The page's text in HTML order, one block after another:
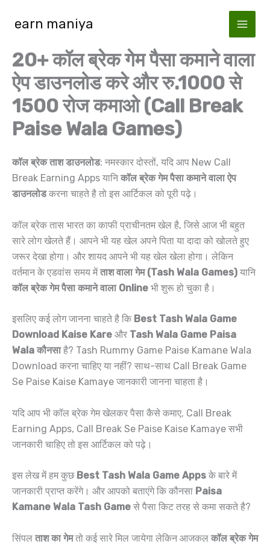
earn maniya
20+ कॉल ब्रेक गेम पैसा कमाने वाला
ऐप डाउनलोड करे और रु.1000 से
1500 रोज कमाओ (Call Break
Paise Wala Games)
कॉल ब्रेक ताश डाउनलोड: नमस्कार दोस्तों, यदि आप New Call
Break Earning Apps यानिकॉल ब्रेक गेम पैसा कमाने वाला ऐप
डाउनलोडकरना चाहते है तो इस आर्टिकल को पूरी पढ़े।
कॉल ब्रेक तास भारत का काफी प्राचीनतम खेल है, जिसे आज भी बहुत
सारे लोग खेलते हैं। आपने भी यह खेल अपने पिता या दादा को खोलते हुए
जरूर देखा होगा। और शायद आपने भी यह खेल खेला होगा। लेकिन
वर्तमान के एडवांस समय मेंताश वाला गेम (Tash Wala Games) यानि
कॉल ब्रेक गेम पैसा कमाने वाला Online भी शुरू हो चुका है।
इसलिए कई लोग जानना चाहते है कि Best Tash Wala Game
Download Kaise Kare और Tash Wala Game Paisa
Wala कौनसाहै? Tash Rummy Game Paise Kamane Wala
Download करना चाहिए या नहीं? साथ-साथ Call Break Game
Se Paise Kaise Kamaye जानकारी जानना चाहता है।
यदि आप भी कॉल ब्रेक गेम खेलकर पैसा कैसे कमाए, Call Break
Earning Apps, Call Break Se Paise Kaise Kamaye सभी
जानकारी चाहिए तो इस आर्टिकल को पढ़े।
इस लेख में हम कुछ Best Tash Wala Game Apps के बारे में
जानकारी प्राप्त करेंगे। और आपको बताएंगे कि कौनसा Paisa
Kamane Wala Tash Game से पैसा किट तरह से कमा सकते है?
सिंपल ताश का गेमतो कई सारे मिल जायेगा लेकिन आजकल कॉल ब्रेक गेम